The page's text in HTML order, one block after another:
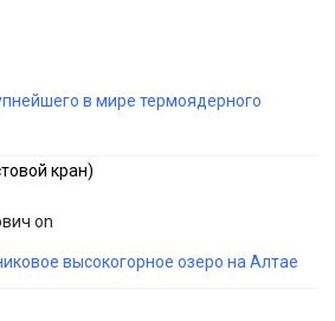
в мире термоядерного
кран)
on
высокогорное озеро на Алтае